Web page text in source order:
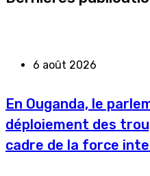
6 août 2026
En Ouganda, le
déploiement des
cadre de la force